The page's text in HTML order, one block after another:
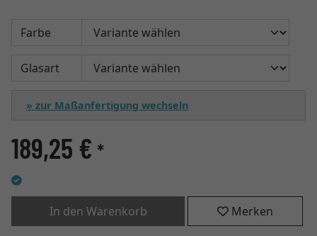
Farbe
Glasart
» zur Maßanfertigung wechseln
189,25 € *
In den Warenkorb Merken